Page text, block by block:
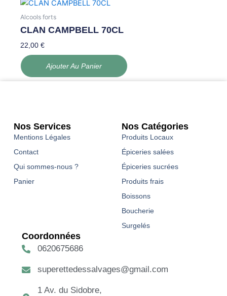
Alcools forts
CLAN CAMPBELL 70CL
22,00€
Ajouter Au Panier
Nos Services
Mentions Légales
Contact
Qui sommes-nous ?
Panier
Nos Catégories
Produits Locaux
Épiceries salées
Épiceries sucrées
Produits frais
Boissons
Boucherie
Surgelés
Coordonnées
0620675686
superettedessalvages@gmail.com
1 Av. du Sidobre,